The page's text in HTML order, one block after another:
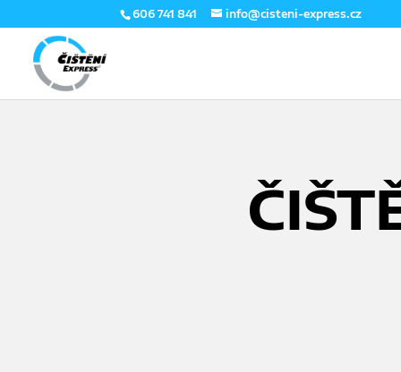
606 741 841 info@cisteni-express.cz